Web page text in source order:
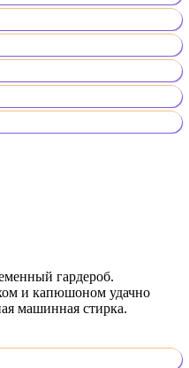
гардероб.
и капюшоном удачно
машинная стирка.